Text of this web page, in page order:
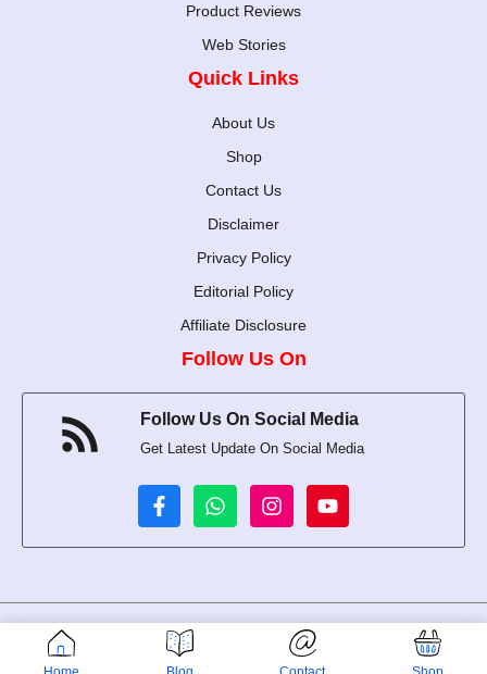
Product Reviews
Web Stories
Quick Links
About Us
Shop
Contact Us
Disclaimer
Privacy Policy
Editorial Policy
Affiliate Disclosure
Follow Us On
Follow Us On Social Media
Get Latest Update On Social Media
Udyam Registration number is UDYAM-WB-02-0056500
© 2024-2026 Rupcharcha • All rights reserved